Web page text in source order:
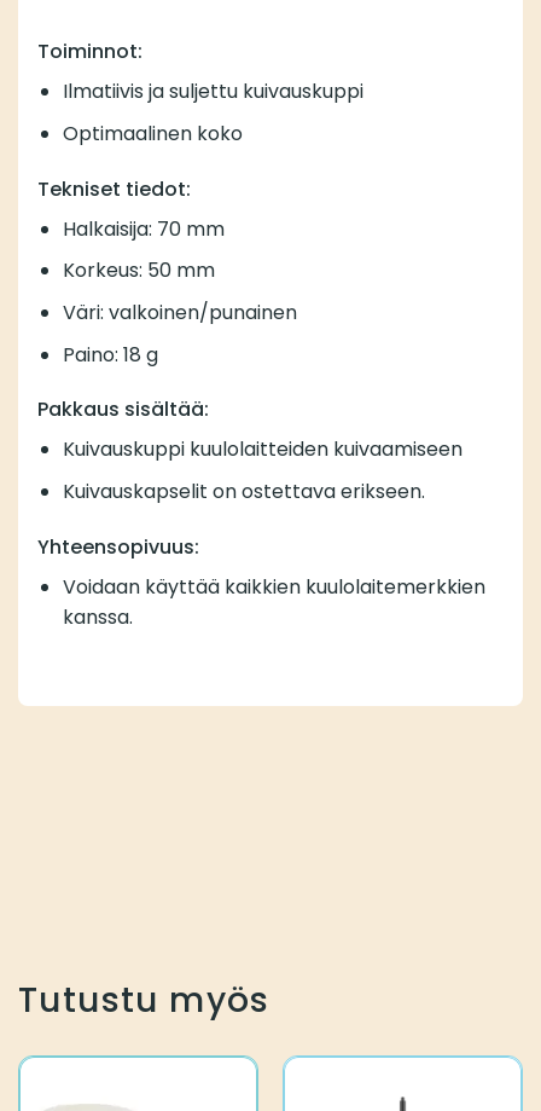
Toiminnot:
Ilmatiivis ja suljettu kuivauskuppi
Optimaalinen koko
Tekniset tiedot:
Halkaisija: 70 mm
Korkeus: 50 mm
Väri: valkoinen/punainen
Paino: 18 g
Pakkaus sisältää:
Kuivauskuppi kuulolaitteiden kuivaamiseen
Kuivauskapselit on ostettava erikseen.
Yhteensopivuus:
Voidaan käyttää kaikkien kuulolaitemerkkien
kanssa.
Tutustu myös